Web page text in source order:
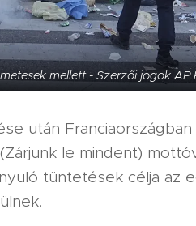
mellett - Szerzői jogok AP
után
le mindent)
tüntetések célja az